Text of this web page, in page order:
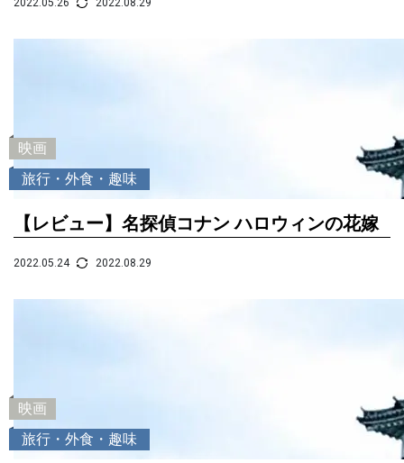
2022.05.26 2022.08.29
映画
旅行・外食・趣味
【レビュー】名探偵コナン ハロウィンの花嫁
2022.05.24 2022.08.29
映画
旅行・外食・趣味